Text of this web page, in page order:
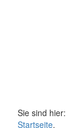
Sie sind hier:
Startseite.